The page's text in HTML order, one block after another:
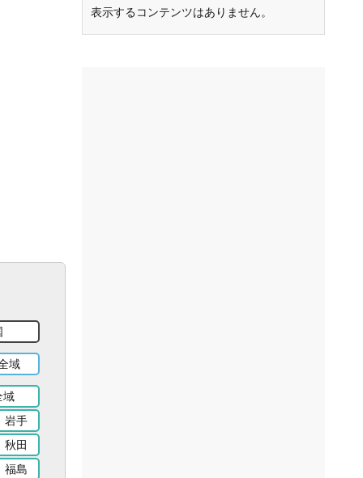
域
域
岩手
秋田
福島
表示するコンテンツはありません。